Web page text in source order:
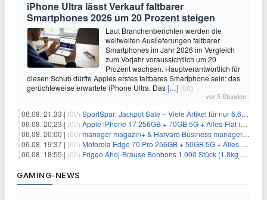
iPhone Ultra lässt Verkauf faltbarer
Smartphones 2026 um 20 Prozent steigen
Laut Branchenberichten werden die
weltweiten Auslieferungen faltbarer
Smartphones im Jahr 2026 im Vergleich
zum Vorjahr voraussichtlich um 20
Prozent wachsen. Hauptverantwortlich für
diesen Schub dürfte Apples erstes faltbares Smartphone sein: das
gerüchteweise erwartete iPhone Ultra. Das[…] (00)
vor 5 Stunden
06.08. 21:33 | (00) SportSpar: Jackpot Sale – Viele Artikel für nur 6,66€ – nur 48 Stunden
06.08. 20:23 | (00) Apple iPhone 17 256GB + 70GB 5G + Alles-Flat im Vodafone-Netz für 34,99€/Monat – eff. 4,65€/Monat
06.08. 20:00 | (00) manager magazin+ & Harvard Business manager+ Digital-Kombi-Abo 1 Monat kostenlos
06.08. 19:37 | (00) Motorola Edge 70 Pro 256GB + 50GB 5G + Alles-Flat im Vodafone-Netz für 19,99€/Monat – eff. 0,61€/Monat
06.08. 18:55 | (00) Frigeo Ahoj-Brause Bonbons 1.000 Stück (1,8kg Eimer) für 6,29€
GAMING-NEWS